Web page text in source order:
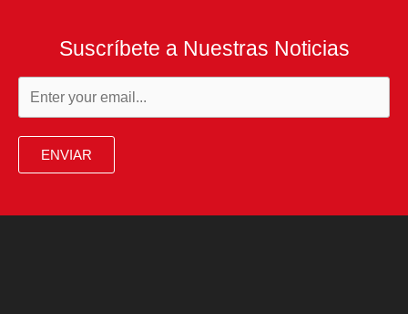
Suscríbete a Nuestras Noticias
ENVIAR